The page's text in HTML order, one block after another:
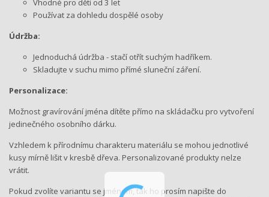
Používat za dohledu dospělé osoby
Údržba:
Jednoduchá údržba - stačí otřít suchým hadříkem.
Skladujte v suchu mimo přímé sluneční záření.
Personalizace:
Možnost gravírování jména dítěte přímo na skládačku pro vytvoření
jedinečného osobního dárku.
Vzhledem k přírodnímu charakteru materiálu se mohou jednotlivé
kusy mírně lišit v kresbě dřeva. Personalizované produkty nelze
vrátit.
Pokud zvolíte variantu se jménem, tak ho prosím napište do